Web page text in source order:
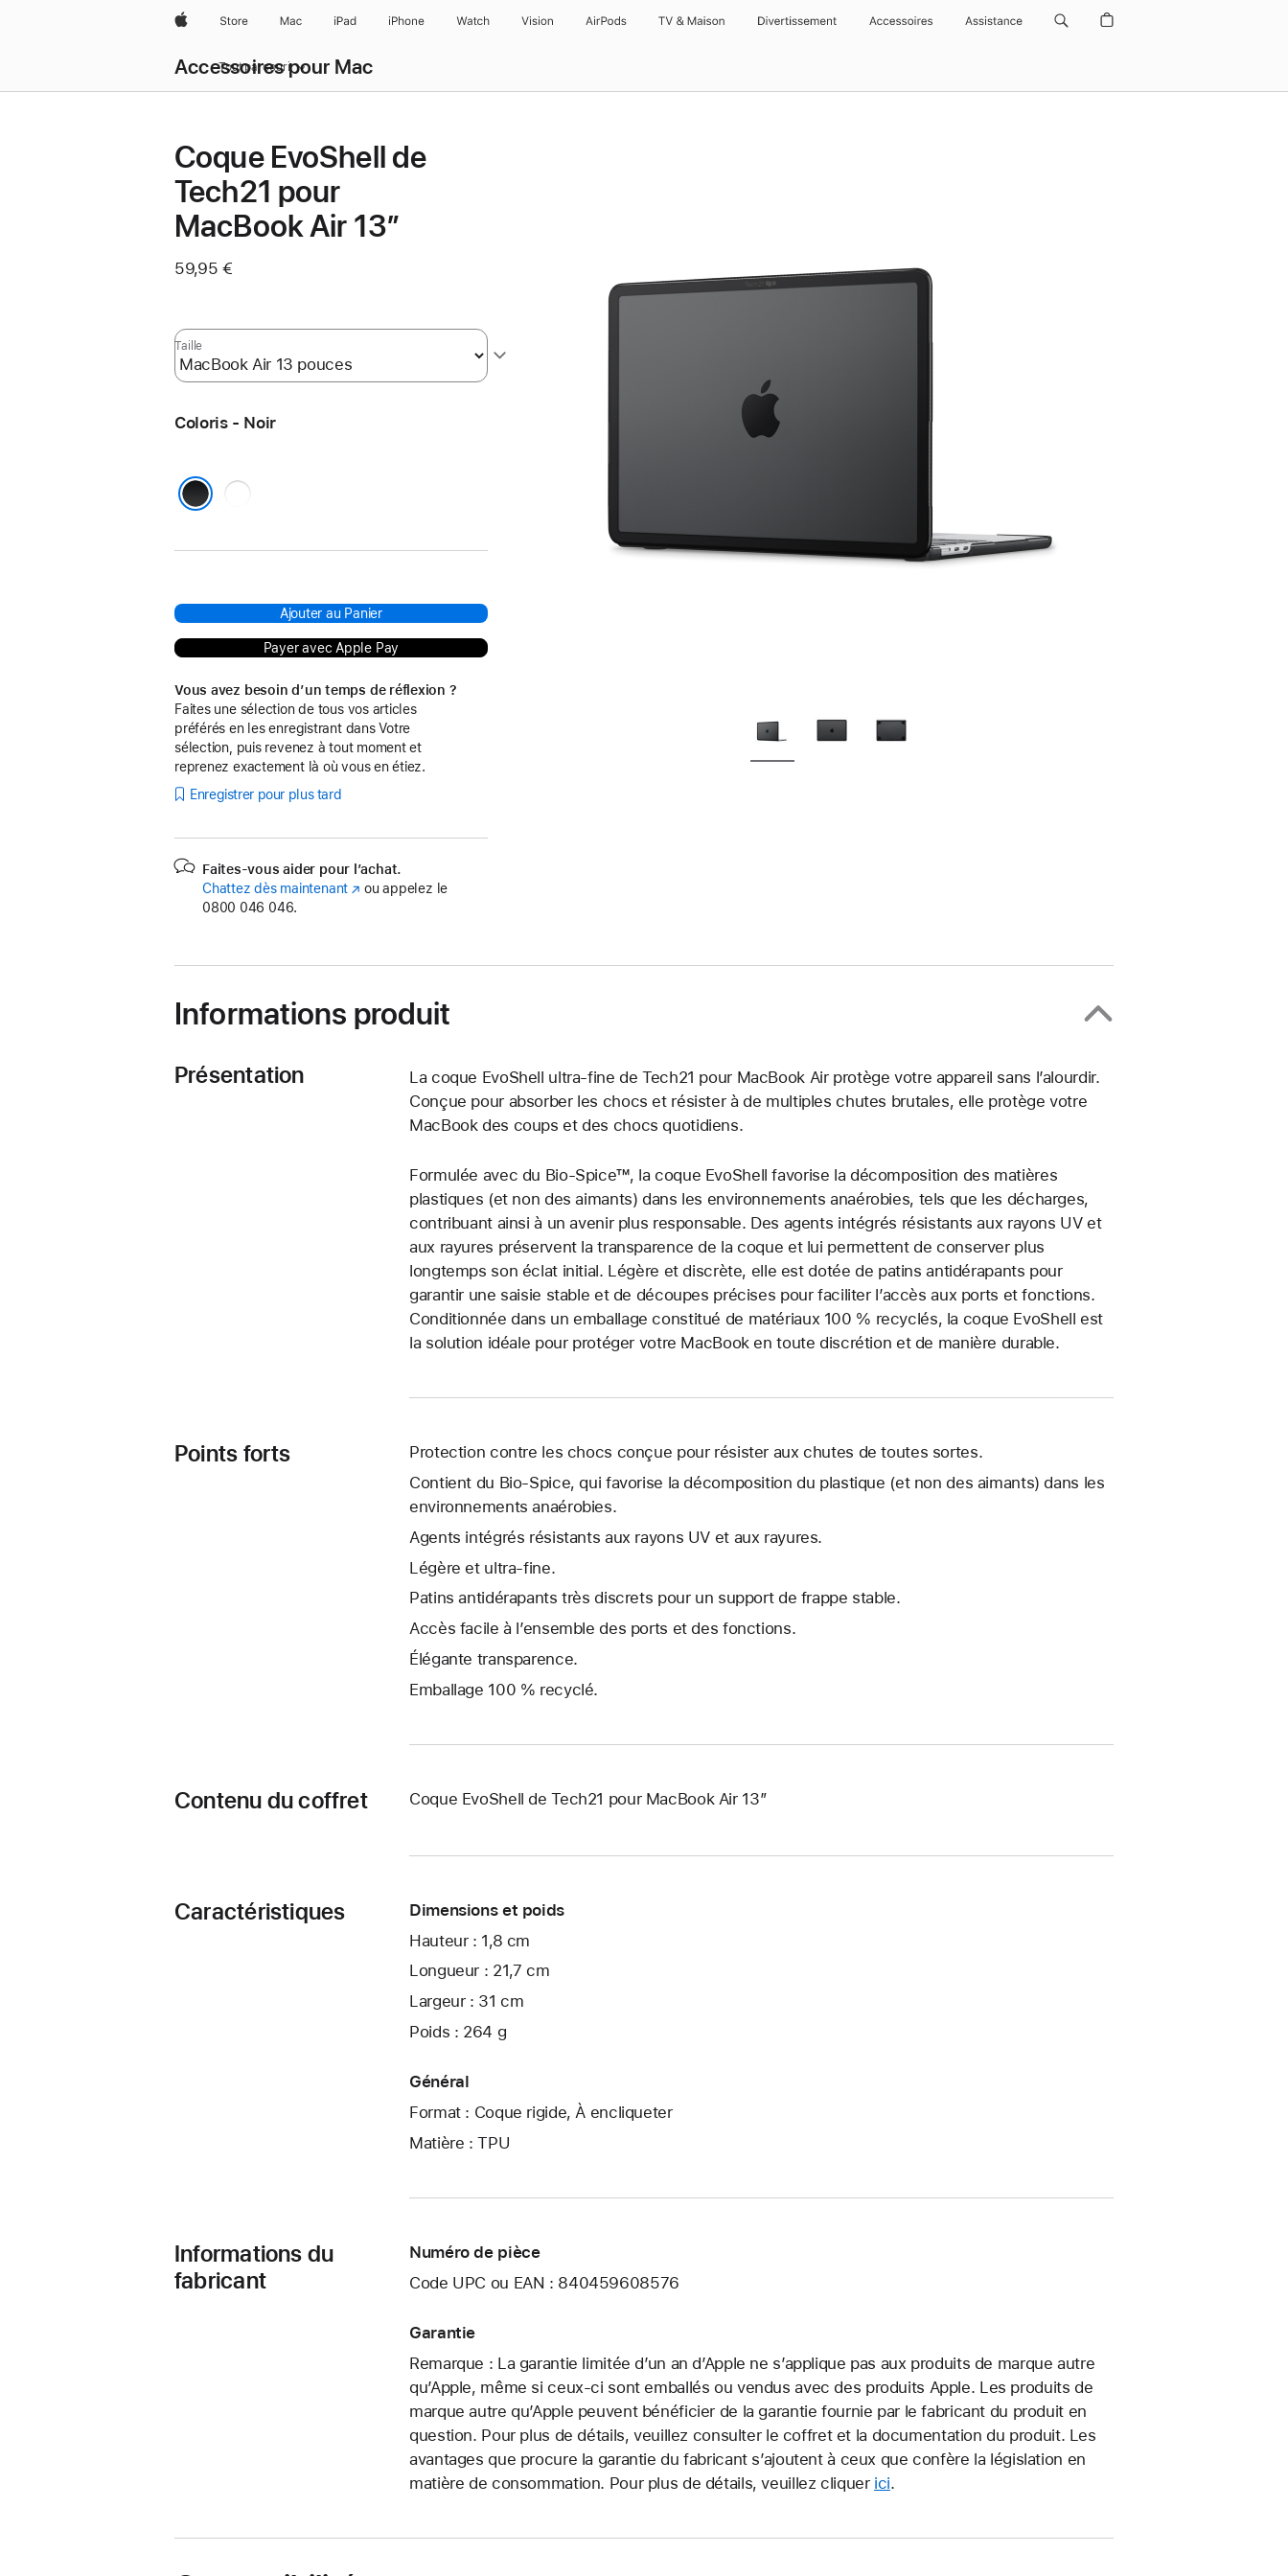
AppleStore Mac iPad iPhone Watch Vision AirPods TV & Maison Divertissements Accessoires Assistance
Accessoires pour Mac
Tout parcourir
Coque EvoShell de
Tech21 pour
MacBook Air 13″
59,95 €
Taille
Coloris - Noir
Transparent
Ajouter au Panier
Payer avec Apple Pay
Vous avez besoin d’un temps de réflexion ?
Faites une sélection de tous vos articles
préférés en les enregistrant dans Votre
sélection, puis revenez à tout moment et
reprenez exactement là où vous en étiez.
Enregistrer pour plus tard
Faites-vous aider pour l’achat.
Chattez dès maintenant (s’ouvre
fenêtre)
ou appelez le
0800 046 046.
Informations produit
Présentation
La coque EvoShell ultra-fine de Tech21 pour MacBook Air protège votre appareil sans l’alourdir.
Conçue pour absorber les chocs et résister à de multiples chutes brutales, elle protège votre
MacBook des coups et des chocs quotidiens.
Formulée avec du Bio-Spice™, la coque EvoShell favorise la décomposition des matières
plastiques (et non des aimants) dans les environnements anaérobies, tels que les décharges,
contribuant ainsi à un avenir plus responsable. Des agents intégrés résistants aux rayons UV et
aux rayures préservent la transparence de la coque et lui permettent de conserver plus
longtemps son éclat initial. Légère et discrète, elle est dotée de patins antidérapants pour
garantir une saisie stable et de découpes précises pour faciliter l’accès aux ports et fonctions.
Conditionnée dans un emballage constitué de matériaux 100 % recyclés, la coque EvoShell est
la solution idéale pour protéger votre MacBook en toute discrétion et de manière durable.
Points forts
Protection contre les chocs conçue pour résister aux chutes de toutes sortes.
Contient du Bio-Spice, qui favorise la décomposition du plastique (et non des aimants) dans les
environnements anaérobies.
Agents intégrés résistants aux rayons UV et aux rayures.
Légère et ultra-fine.
Patins antidérapants très discrets pour un support de frappe stable.
Accès facile à l’ensemble des ports et des fonctions.
Élégante transparence.
Emballage 100 % recyclé.
Contenu du coffret Coque EvoShell de Tech21 pour MacBook Air 13″
Caractéristiques
Dimensions et poids
Hauteur : 1,8 cm
Longueur : 21,7 cm
Largeur : 31 cm
Poids : 264 g
Général
Format : Coque rigide, À encliqueter
Matière : TPU
Informations du
fabricant
Numéro de pièce
Code UPC ou EAN : 840459608576
Garantie
Remarque : La garantie limitée d’un an d’Apple ne s’applique pas aux produits de marque autre
qu’Apple, même si ceux-ci sont emballés ou vendus avec des produits Apple. Les produits de
marque autre qu’Apple peuvent bénéficier de la garantie fournie par le fabricant du produit en
question. Pour plus de détails, veuillez consulter le coffret et la documentation du produit. Les
avantages que procure la garantie du fabricant s’ajoutent à ceux que confère la législation en
matière de consommation. Pour plus de détails, veuillez cliquer ici.